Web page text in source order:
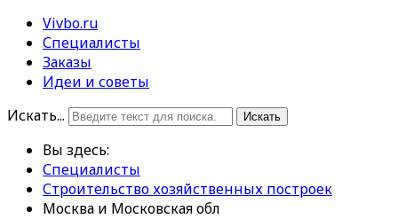
Vivbo.ru
Специалисты
Заказы
Идеи и советы
Искать...
Искать
Вы здесь:
Специалисты
Строительство хозяйственных построек
Москва и Московская обл